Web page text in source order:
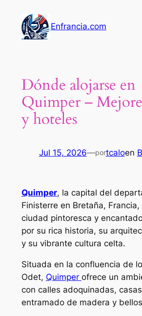
contenido
Enfrancia.com
Dónde alojarse en
Quimper –
y hoteles
Jul 15, 2026—portcaloen
Quimper, la capital del
Finisterre en Bretaña, Francia,
ciudad pintoresca y
por su rica historia, su
y su vibrante cultura celta.
Situada en la confluencia de
Odet, Quimper ofrece un
con calles adoquinadas,
entramado de madera y